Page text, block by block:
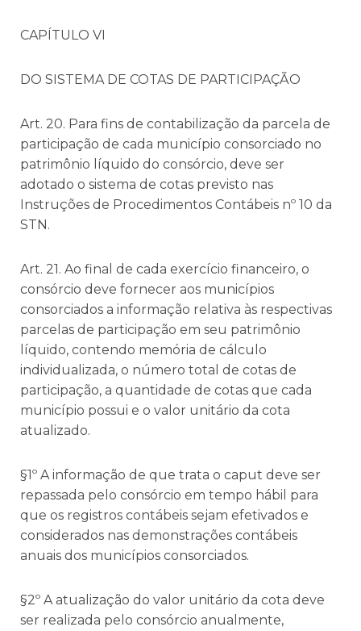
CAPÍTULO VI
DO SISTEMA DE COTAS DE PARTICIPAÇÃO
Art. 20. Para fins de contabilização da parcela de
participação de cada município consorciado no
patrimônio líquido do consórcio, deve ser
adotado o sistema de cotas previsto nas
Instruções de Procedimentos Contábeis nº 10 da
STN.
Art. 21. Ao final de cada exercício financeiro, o
consórcio deve fornecer aos municípios
consorciados a informação relativa às respectivas
parcelas de participação em seu patrimônio
líquido, contendo memória de cálculo
individualizada, o número total de cotas de
participação, a quantidade de cotas que cada
município possui e o valor unitário da cota
atualizado.
§1º A informação de que trata o caput deve ser
repassada pelo consórcio em tempo hábil para
que os registros contábeis sejam efetivados e
considerados nas demonstrações contábeis
anuais dos municípios consorciados.
§2º A atualização do valor unitário da cota deve
ser realizada pelo consórcio anualmente,